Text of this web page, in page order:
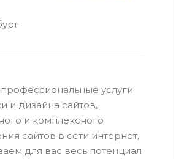
услуги
и дизайна сайтов,
и комплексного
сайтов в сети интернет,
для вас весь потенциал